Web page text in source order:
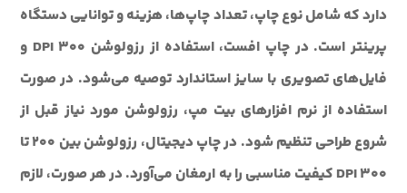
دارد که شامل نوع چاپ، تعداد چاپ‌ها، هزینه و توانایی دستگاه
پرینتر است. در چاپ افست، استفاده از رزولوشن ۳۰۰ DPI و
فایل‌های تصویری با سایز استاندارد توصیه می‌شود. در صورت
استفاده از نرم افزارهای بیت مپ، رزولوشن مورد نیاز قبل از
شروع طراحی تنظیم شود. در چاپ دیجیتال، رزولوشن بین ۲۰۰ تا
۳۰۰ DPI کیفیت مناسبی را به ارمغان می‌آورد. در هر صورت، لازم